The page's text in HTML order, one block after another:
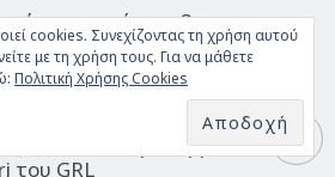
συνταγές για 3
γλυκά!
θάλασσα και εκλεκτοί
Τα καλοκαιρινά βράδια στο
του GRL
cookies. Συνεχίζοντας τη χρήση αυτού
με τη χρήση τους. Για να μάθετε
Πολιτική Χρήσης Cookies